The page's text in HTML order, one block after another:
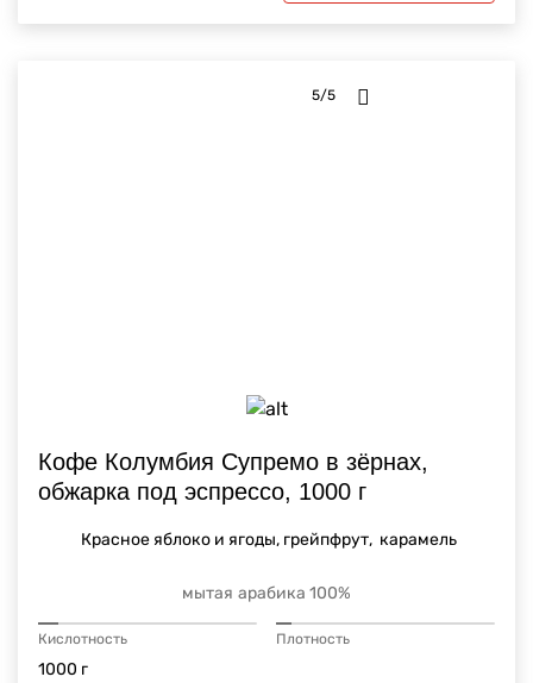
5/5
Кофе Колумбия Супремо в зёрнах,
обжарка под эспрессо, 1000 г
Красное яблоко и ягоды, грейпфрут, карамель
мытая арабика 100%
Кислотность Плотность
1000 г